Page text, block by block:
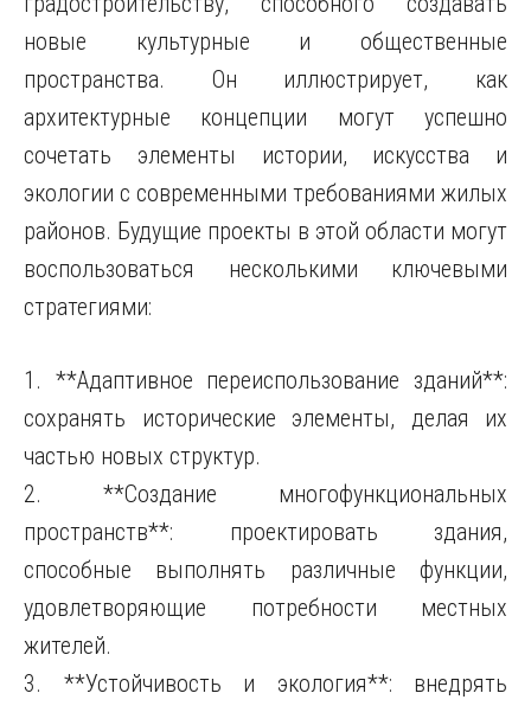
новые культурные и общественные
пространства. Он иллюстрирует, как
архитектурные концепции могут успешно
сочетать элементы истории, искусства и
экологии с современными требованиями жилых
районов. Будущие проекты в этой области могут
воспользоваться несколькими ключевыми
стратегиями:
1. **Адаптивное переиспользование зданий**:
сохранять исторические элементы, делая их
частью новых структур.
2. **Создание многофункциональных
пространств**: проектировать здания,
способные выполнять различные функции,
удовлетворяющие потребности местных
жителей.
3. **Устойчивость и экология**: внедрять